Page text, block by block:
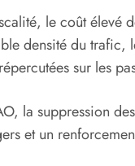
le coût élevé
densité du trafic,
sur les
la suppression
et un